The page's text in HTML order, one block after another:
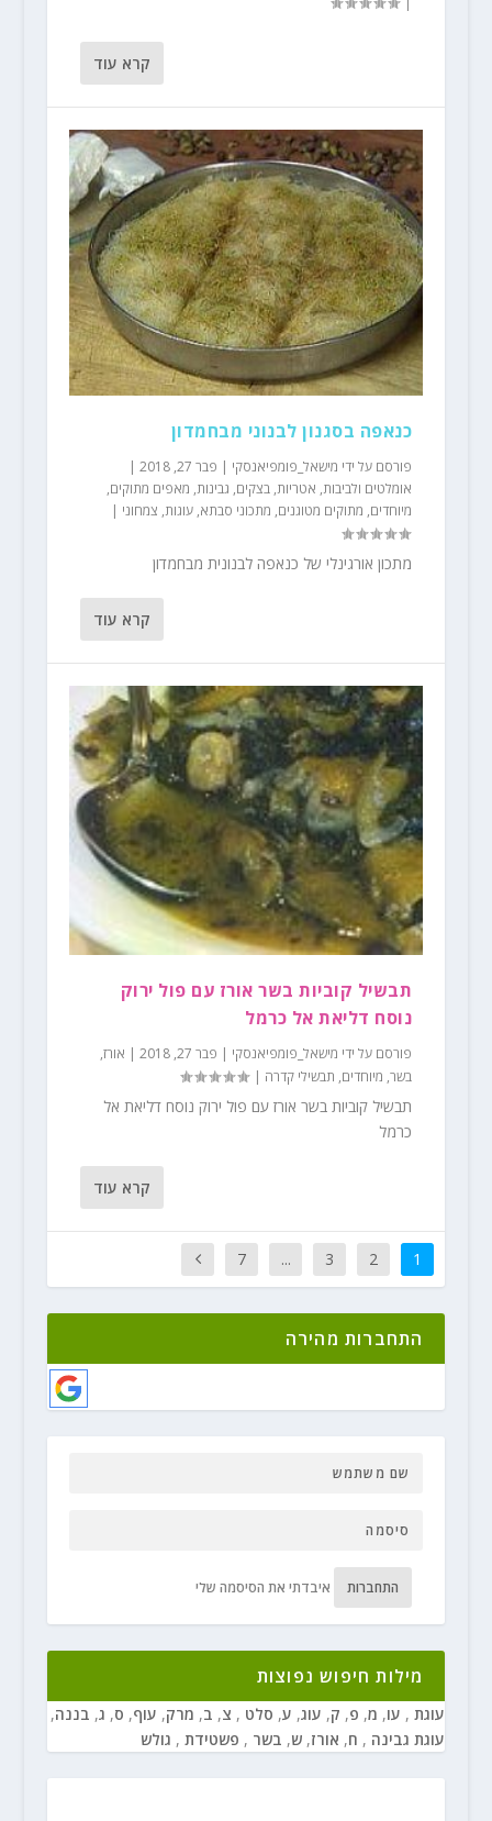
קרא עוד
כנאפה בסגנון לבנוני מבחמדון
פורסם על ידי מישאל_פומפיאנסקי | פבר 27, 2018
|
אומלטים ולביבות, אטריות, בצקים, גבינות, מאפים מתוקים,
מיוחדים, מתוקים מטוגנים, מתכוני סבתא, עוגות, צמחוני |
מתכון אורגינלי של כנאפה לבנונית מבחמדון
קרא עוד
תבשיל קוביות בשר אורז עם פול ירוק
נוסח דליאת אל כרמל
פורסם על ידי מישאל_פומפיאנסקי | פבר 27, 2018 | אורז,
בשר, מיוחדים, תבשילי קדרה |
תבשיל קוביות בשר אורז עם פול ירוק נוסח דליאת אל
כרמל
קרא עוד
1
2
3
...
7
התחברות מהירה
התחברות איבדתי את הסיסמה שלי
מילות חיפוש נפוצות
עוגת , עו, מ, פ, ק, עוג, ע, סלט , צ, ב, מרק, עוף, ס, ג, בננה,
עוגת גבינה , ח, אורז, ש, בשר , פשטידת , גולש